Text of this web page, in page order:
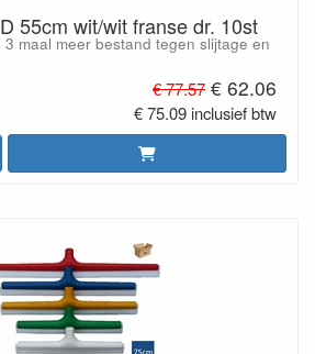
55cm wit/wit franse dr. 10st
maal meer bestand tegen slijtage en
€ 77.57 € 62.06
€ 75.09 inclusief btw